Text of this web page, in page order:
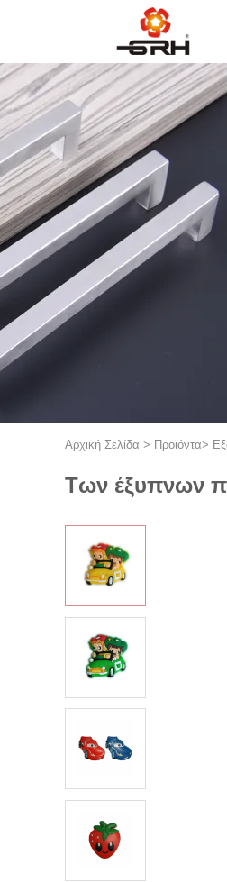
Αρχική Σελίδα > Προϊόντα>
Των έξυπνων